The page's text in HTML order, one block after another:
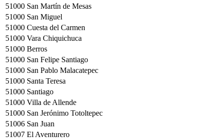
51000 San Martín de Mesas
51000 San Miguel
51000 Cuesta del Carmen
51000 Vara Chiquichuca
51000 Berros
51000 San Felipe Santiago
51000 San Pablo Malacatepec
51000 Santa Teresa
51000 Santiago
51000 Villa de Allende
51000 San Jerónimo Totoltepec
51006 San Juan
51007 El Aventurero